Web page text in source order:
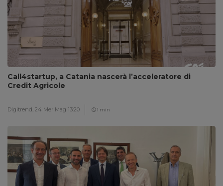
Call4startup, a Catania nascerà l’acceleratore di
Credit Agricole
Digitrend, 24 Mer Mag 13:20 1 min